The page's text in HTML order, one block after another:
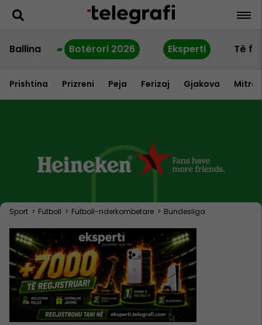
Ballina Botërori 2026 Eksperti Të
Prishtina Prizreni Peja Ferizaj Gjakova
Sport > Futboll > Futboll-nderkombetare > Bundesliga